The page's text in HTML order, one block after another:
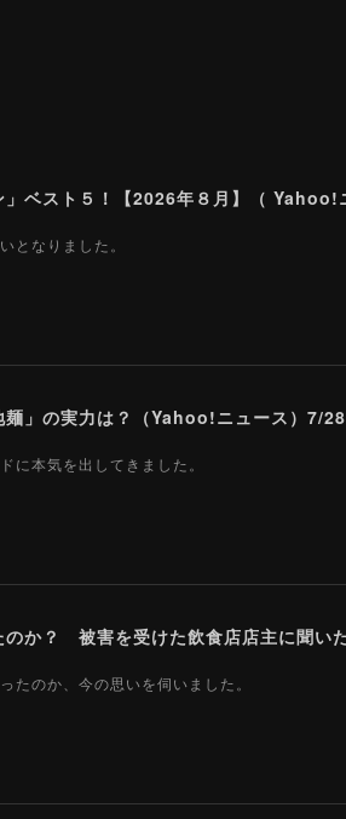
となりました。
」の実力は？（Yahoo!ニュース）7/28
に本気を出してきました。
たのか、今の思いを伺いました。